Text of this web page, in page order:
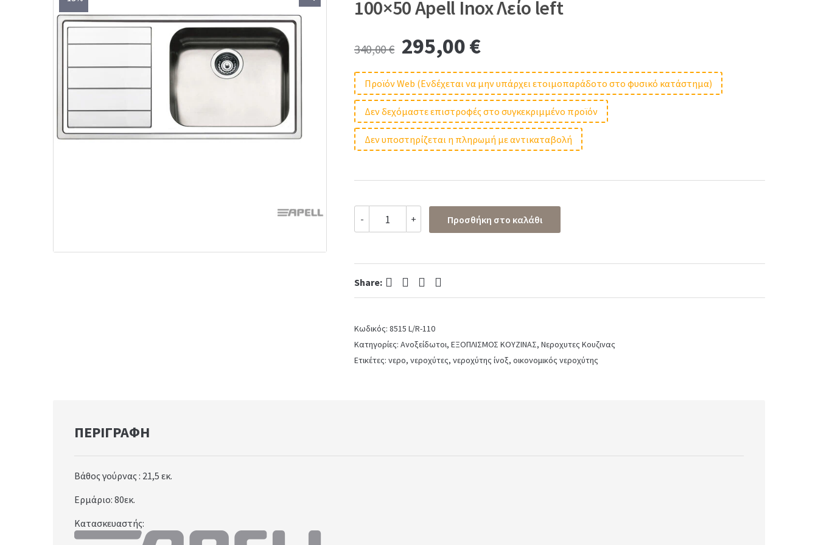
100×50 Αpell Inox Λείο left
340,00€ Original
price
was:
340,00 €.
295,00€Current
price
is:
295,00 €.
Προϊόν Web (Ενδέχεται να μην υπάρχει ετοιμοπαράδοτο στο φυσικό κατάστημα)
Δεν δεχόμαστε επιστροφές στο συγκεκριμμένο προϊόν
Δεν υποστηρίζεται η πληρωμή με αντικαταβολή
-
Κουζίνας
Ανοξείδωτος
Inox
Λείο
+ Προσθήκη στο καλάθι
Share: Facebook Twitter Pinterest LinkedIn
Κωδικός: 8515 L/R-110
Κατηγορίες: Ανοξείδωτοι, ΕΞΟΠΛΙΣΜΟΣ ΚΟΥΖΙΝΑΣ, Νεροχυτες Κουζινας
Ετικέτες: νερο, νεροχύτες, νεροχύτης ίνοξ, οικονομικός νεροχύτης
ΠΕΡΙΓΡΑΦΉ
Βάθος γούρνας : 21,5 εκ.
Ερμάριο: 80εκ.
Κατασκευαστής: